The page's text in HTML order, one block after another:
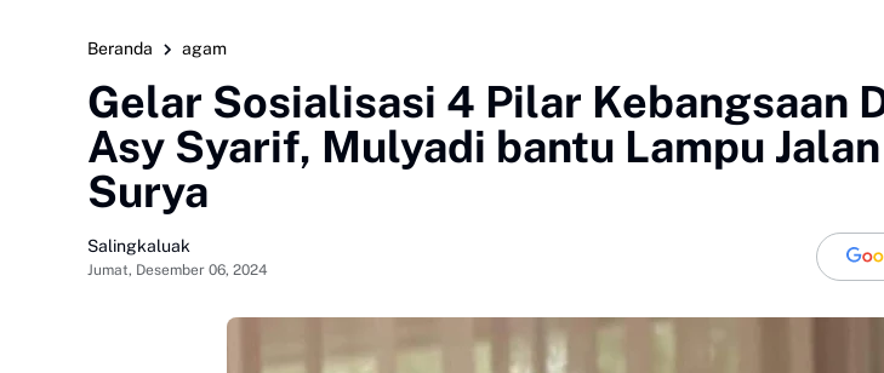
Beranda agam
Gelar Sosialisasi 4 Pilar Kebangsaan
Asy Syarif, Mulyadi bantu Lampu
Surya
Salingkaluak
Jumat, Desember 06, 2024